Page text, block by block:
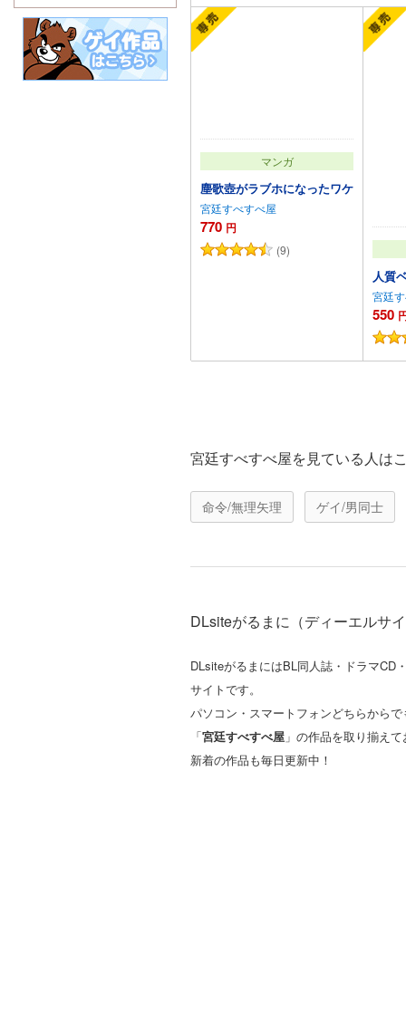
マンガ
塵歌壺がラブホになったワケ
宮廷すべすべ屋
770 円
(9)
人質
宮廷
550
宮廷すべすべ屋を見ている人は
命令/無理矢理 ゲイ/男同士
DLsiteがるまに（ディーエルサ
DLsiteがるまにはBL同人誌・ドラマCD
サイトです。
パソコン・スマートフォンどちらから
「宮廷すべすべ屋 」の作品を取り揃え
新着の作品も毎日更新中！